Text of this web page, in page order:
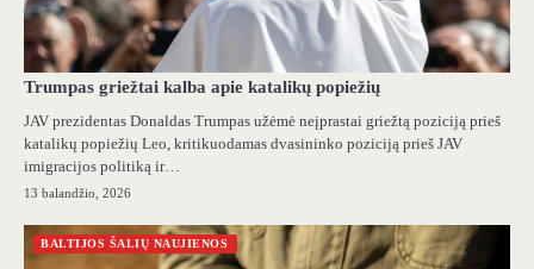
Trumpas griežtai kalba apie katalikų popiežių
JAV prezidentas Donaldas Trumpas užėmė neįprastai griežtą poziciją prieš
katalikų popiežių Leo, kritikuodamas dvasininko poziciją prieš JAV
imigracijos politiką ir…
13 balandžio, 2026
BALTIJOS ŠALIŲ NAUJIENOS